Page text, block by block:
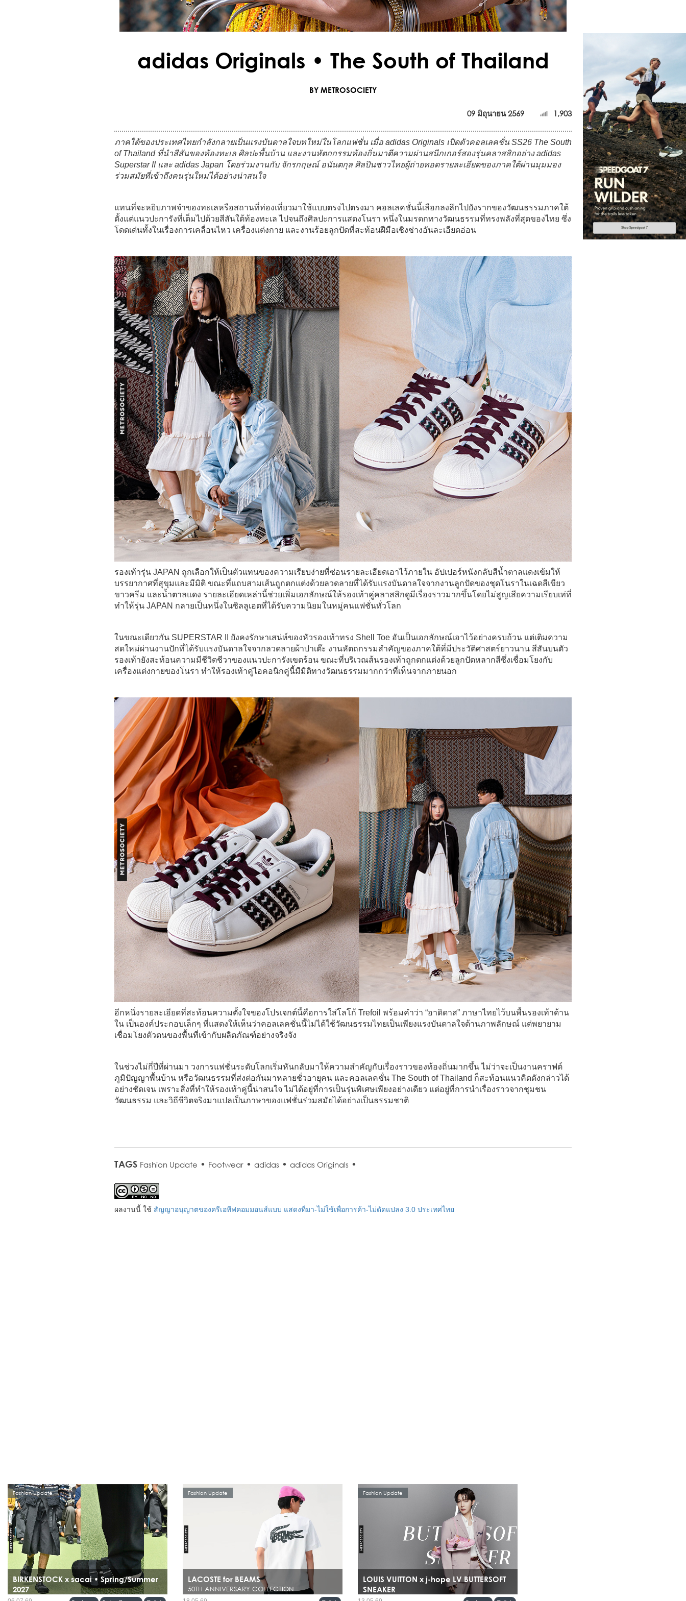
adidas Originals • The South of Thailand
BY METROSOCIETY
09 มิถุนายน 2569 1,903
ภาคใต้ของประเทศไทยกำลังกลายเป็นแรงบันดาลใจบทใหม่ในโลกแฟชั่น เมื่อ adidas Originals เปิดตัวคอลเลคชั่น SS26 The South
of Thailand ที่นำสีสันของท้องทะเล ศิลปะพื้นบ้าน และงานหัตถกรรมท้องถิ่นมาตีความผ่านสนีกเกอร์สองรุ่นคลาสสิกอย่าง adidas
Superstar II และ adidas Japan โดยร่วมงานกับ จักรกฤษณ์ อนันตกุล ศิลปินชาวไทยผู้ถ่ายทอดรายละเอียดของภาคใต้ผ่านมุมมอง
ร่วมสมัยที่เข้าถึงคนรุ่นใหม่ได้อย่างน่าสนใจ
แทนที่จะหยิบภาพจำของทะเลหรือสถานที่ท่องเที่ยวมาใช้แบบตรงไปตรงมา คอลเลคชั่นนี้เลือกลงลึกไปยังรากของวัฒนธรรมภาคใต้
ตั้งแต่แนวปะการังที่เต็มไปด้วยสีสันใต้ท้องทะเล ไปจนถึงศิลปะการแสดงโนรา หนึ่งในมรดกทางวัฒนธรรมที่ทรงพลังที่สุดของไทย ซึ่ง
โดดเด่นทั้งในเรื่องการเคลื่อนไหว เครื่องแต่งกาย และงานร้อยลูกปัดที่สะท้อนฝีมือเชิงช่างอันละเอียดอ่อน
รองเท้ารุ่น JAPAN ถูกเลือกให้เป็นตัวแทนของความเรียบง่ายที่ซ่อนรายละเอียดเอาไว้ภายใน อัปเปอร์หนังกลับสีน้ำตาลแดงเข้มให้
บรรยากาศที่สุขุมและมีมิติ ขณะที่แถบสามเส้นถูกตกแต่งด้วยลวดลายที่ได้รับแรงบันดาลใจจากงานลูกปัดของชุดโนราในเฉดสีเขียว
ขาวครีม และน้ำตาลแดง รายละเอียดเหล่านี้ช่วยเพิ่มเอกลักษณ์ให้รองเท้าคู่คลาสสิกดูมีเรื่องราวมากขึ้นโดยไม่สูญเสียความเรียบเท่ที่
ทำให้รุ่น JAPAN กลายเป็นหนึ่งในซิลลูเอตที่ได้รับความนิยมในหมู่คนแฟชั่นทั่วโลก
ในขณะเดียวกัน SUPERSTAR II ยังคงรักษาเสน่ห์ของหัวรองเท้าทรง Shell Toe อันเป็นเอกลักษณ์เอาไว้อย่างครบถ้วน แต่เติมความ
สดใหม่ผ่านงานปักที่ได้รับแรงบันดาลใจจากลวดลายผ้าปาเต๊ะ งานหัตถกรรมสำคัญของภาคใต้ที่มีประวัติศาสตร์ยาวนาน สีสันบนตัว
รองเท้ายังสะท้อนความมีชีวิตชีวาของแนวปะการังเขตร้อน ขณะที่บริเวณส้นรองเท้าถูกตกแต่งด้วยลูกปัดหลากสีซึ่งเชื่อมโยงกับ
เครื่องแต่งกายของโนรา ทำให้รองเท้าคู่ไอคอนิกคู่นี้มีมิติทางวัฒนธรรมมากกว่าที่เห็นจากภายนอก
อีกหนึ่งรายละเอียดที่สะท้อนความตั้งใจของโปรเจกต์นี้คือการใส่โลโก้ Trefoil พร้อมคำว่า “อาดิดาส” ภาษาไทยไว้บนพื้นรองเท้าด้าน
ใน เป็นองค์ประกอบเล็กๆ ที่แสดงให้เห็นว่าคอลเลคชั่นนี้ไม่ได้ใช้วัฒนธรรมไทยเป็นเพียงแรงบันดาลใจด้านภาพลักษณ์ แต่พยายาม
เชื่อมโยงตัวตนของพื้นที่เข้ากับผลิตภัณฑ์อย่างจริงจัง
ในช่วงไม่กี่ปีที่ผ่านมา วงการแฟชั่นระดับโลกเริ่มหันกลับมาให้ความสำคัญกับเรื่องราวของท้องถิ่นมากขึ้น ไม่ว่าจะเป็นงานคราฟต์
ภูมิปัญญาพื้นบ้าน หรือวัฒนธรรมที่ส่งต่อกันมาหลายชั่วอายุคน และคอลเลคชั่น The South of Thailand ก็สะท้อนแนวคิดดังกล่าวได้
อย่างชัดเจน เพราะสิ่งที่ทำให้รองเท้าคู่นี้น่าสนใจ ไม่ได้อยู่ที่การเป็นรุ่นพิเศษเพียงอย่างเดียว แต่อยู่ที่การนำเรื่องราวจากชุมชน
วัฒนธรรม และวิถีชีวิตจริงมาแปลเป็นภาษาของแฟชั่นร่วมสมัยได้อย่างเป็นธรรมชาติ
TAGS Fashion Update • Footwear • adidas • adidas Originals •
ผลงานนี้ ใช้ สัญญาอนุญาตของครีเอทีฟคอมมอนส์แบบ แสดงที่มา-ไม่ใช้เพื่อการค้า-ไม่ดัดแปลง 3.0 ประเทศไทย
BIRKENSTOCK x sacai • Spring/Summer
2027
Fashion Update
LACOSTE for BEAMS
50TH ANNIVERSARY COLLECTION
ในโลกแฟชั่นผู้ชาย มีไม่กี่แบรนด์ที่สามารถรักษาคาแรกเตอร์
Fashion Update
LOUIS VUITTON x j-hope LV BUTTERSOFT
SNEAKER
Fashion Update